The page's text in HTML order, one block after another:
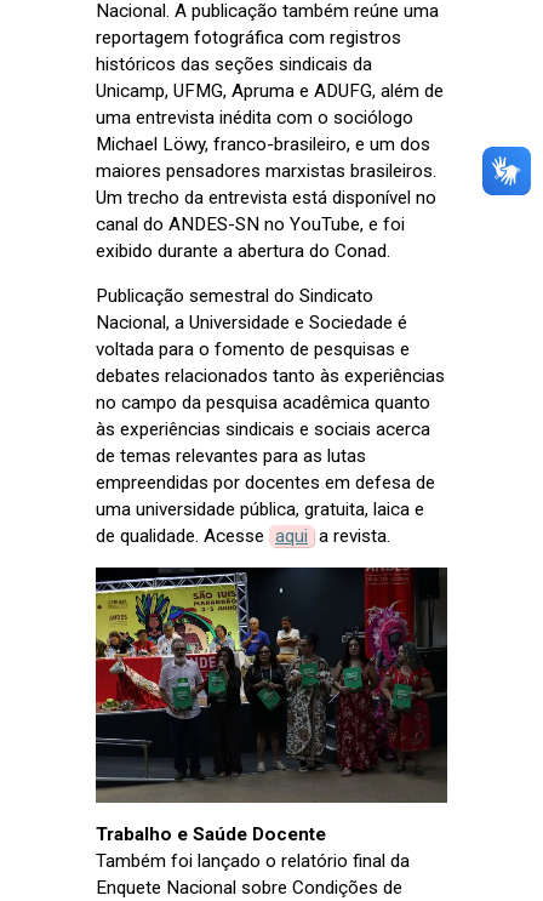
Nacional. A publicação também reúne uma
reportagem fotográfica com registros
históricos das seções sindicais da
Unicamp, UFMG, Apruma e ADUFG, além de
uma entrevista inédita com o sociólogo
Michael Löwy, franco-brasileiro, e um dos
maiores pensadores marxistas brasileiros.
Um trecho da entrevista está disponível no
canal do ANDES-SN no YouTube, e foi
exibido durante a abertura do Conad.
Publicação semestral do Sindicato
Nacional, a Universidade e Sociedade é
voltada para o fomento de pesquisas e
debates relacionados tanto às experiências
no campo da pesquisa acadêmica quanto
às experiências sindicais e sociais acerca
de temas relevantes para as lutas
empreendidas por docentes em defesa de
uma universidade pública, gratuita, laica e
de qualidade. Acesse aqui a revista.
Trabalho e Saúde Docente
Também foi lançado o relatório final da
Enquete Nacional sobre Condições de